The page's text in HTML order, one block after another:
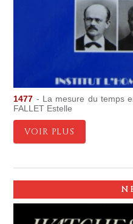
1477 - La mesure du temps
FALLET Estelle
VOIR PLUS